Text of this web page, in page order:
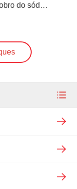
do sódio
alerta
com
cozinha.